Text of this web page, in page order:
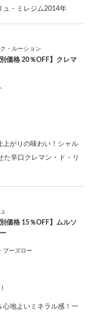
ュ・ミレジム2014年
・ルーション
価格 20％OFF】クレマ
上がりの味わい！シャル
た辛口クレマン・ド・リ
価格 15％OFF】ムルソ
ブーズロー
心地よいミネラル感！一